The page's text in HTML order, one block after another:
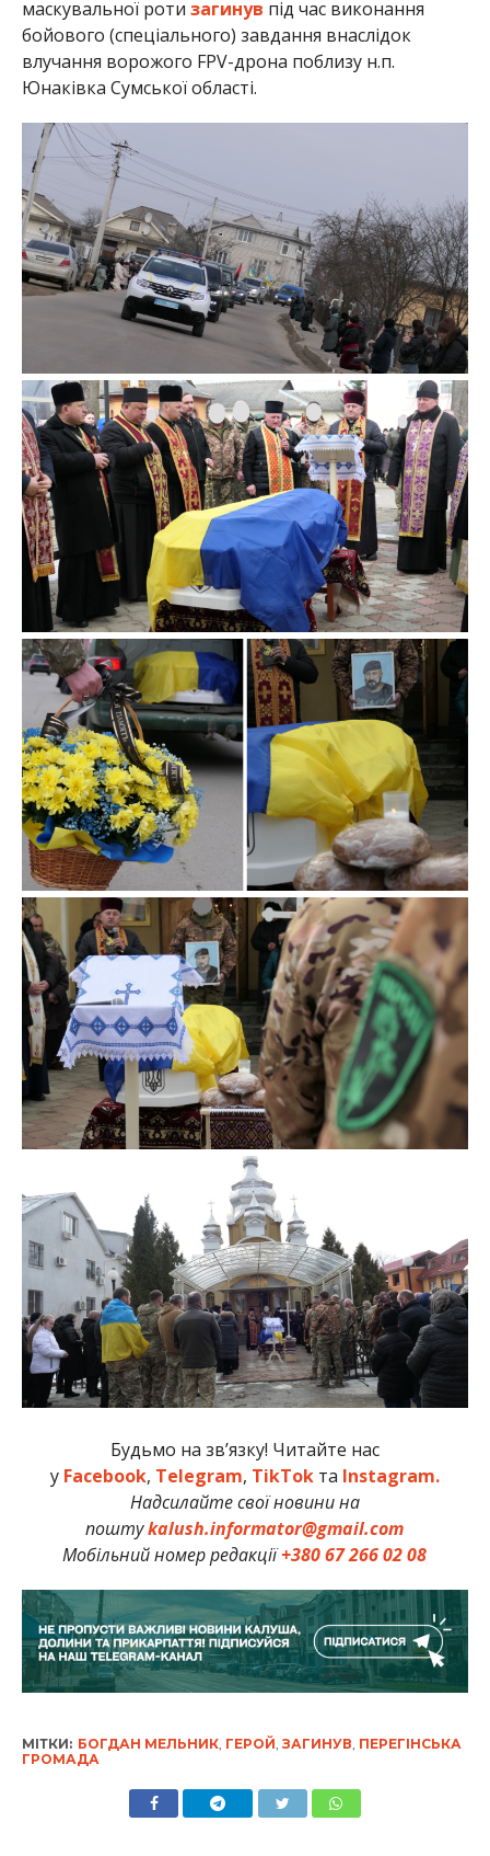
маскувальної роти загинув під час виконання
бойового (спеціального) завдання внаслідок
влучання ворожого FPV-дрона поблизу н.п.
Юнаківка Сумської області.
Будьмо на зв’язку! Читайте нас
у Facebook, Telegram, TikTokта Instagram.
Надсилайте свої новини на
поштуkalush.informator@gmail.com
Мобільний номер редакції+380 67 266 02 08
МІТКИ: БОГДАН МЕЛЬНИК, ГЕРОЙ ЗАГИНУВ ПЕРЕГІНСЬКА
ГРОМАДА